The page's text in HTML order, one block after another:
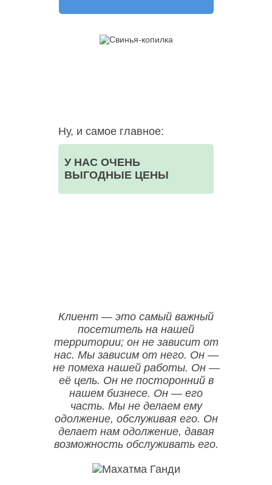
Ну, и самое главное:
У НАС ОЧЕНЬ
ВЫГОДНЫЕ ЦЕНЫ
Клиент — это самый важный
посетитель на нашей
территории; он не зависит от
нас. Мы зависим от него. Он —
не помеха нашей работы. Он —
её цель. Он не посторонний в
нашем бизнесе. Он — его
часть. Мы не делаем ему
одолжение, обслуживая его. Он
делает нам одолжение, давая
возможность обслуживать его.